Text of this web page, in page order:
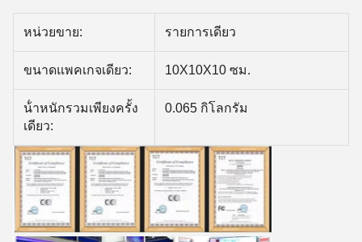
หน่วยขาย: รายการเดียว
ขนาดแพคเกจเดียว: 10X10X10 ซม.
น้ําหนักรวมเพียงครั้ง
เดียว:
0.065 กิโลกรัม